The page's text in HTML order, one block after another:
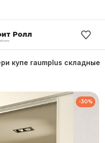
Ролл
купе raumplus складные
-30%